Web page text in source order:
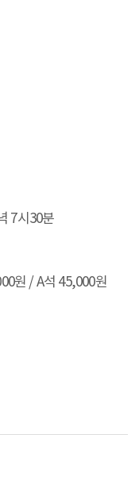
7시30분
원 / A석 45,000원